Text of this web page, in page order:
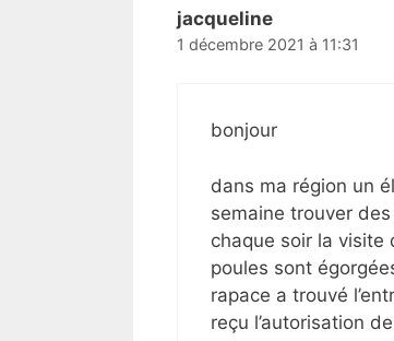
jacqueline
1 décembre 2021 à 11:31
bonjour
dans ma région un
semaine trouver
chaque soir la visite
poules sont
rapace a trouvé
reçu l’autorisation